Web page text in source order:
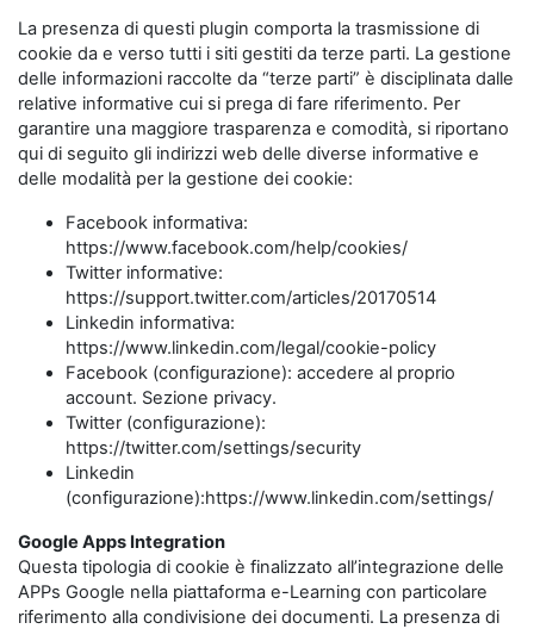
La presenza di questi plugin comporta la trasmissione di
cookie da e verso tutti i siti gestiti da terze parti. La gestione
delle informazioni raccolte da “terze parti” è disciplinata dalle
relative informative cui si prega di fare riferimento. Per
garantire una maggiore trasparenza e comodità, si riportano
qui di seguito gli indirizzi web delle diverse informative e
delle modalità per la gestione dei cookie:
Facebook informativa:
https://www.facebook.com/help/cookies/
Twitter informative:
https://support.twitter.com/articles/20170514
Linkedin informativa:
https://www.linkedin.com/legal/cookie-policy
Facebook (configurazione): accedere al proprio
account. Sezione privacy.
Twitter (configurazione):
https://twitter.com/settings/security
Linkedin
(configurazione):https://www.linkedin.com/settings/
Google Apps Integration
Questa tipologia di cookie è finalizzato all’integrazione delle
APPs Google nella piattaforma e-Learning con particolare
riferimento alla condivisione dei documenti. La presenza di